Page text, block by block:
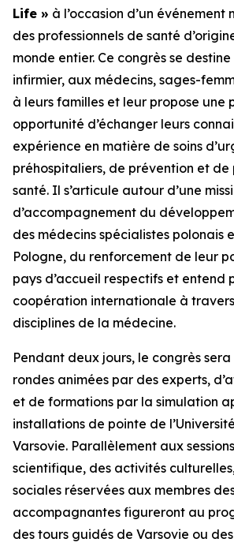
Life » à l’occasion d’un événement
des professionnels de santé
monde entier. Ce congrès se
infirmier, aux médecins, sages-
à leurs familles et leur propose une
opportunité d’échanger leurs
expérience en matière de soins
préhospitaliers, de prévention et
santé. Il s’articule autour d’une
d’accompagnement du
des médecins spécialistes polonais
Pologne, du renforcement de leur
pays d’accueil respectifs et entend
coopération internationale à
disciplines de la médecine.
Pendant deux jours, le congrès
rondes animées par des experts,
et de formations par la simulation
installations de pointe de
Varsovie. Parallèlement aux
scientifique, des activités
sociales réservées aux membres
accompagnantes figureront au
des tours guidés de Varsovie ou